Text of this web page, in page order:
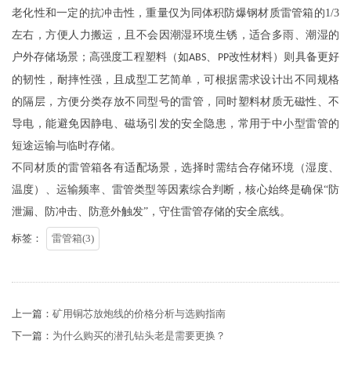
老化性和一定的抗冲击性，重量仅为同体积 防爆钢材质雷管箱的1/3
左右，方便人力搬运，且不会因潮湿环境生锈，适合多雨、潮湿的
户外存储场景；高强度工程塑料（如ABS、 PP改性材料）则具备更好
的韧性，耐摔性强，且成型工艺简单，可根据需求设计出不同规格
的隔层，方便分类存放不同型号的雷管，同时塑料材质无磁性、不
导电，能避免因静电、磁场引发的安全隐患，常用于中小型雷管的
短途运输与临时存储。
不同材质的雷管箱各有适配场景，选择时需结合存储环境（湿度、
温度）、运输频率、雷管类型等因素综合判断，核心始终是确保“防
泄漏、防冲击、防意外触发”，守住雷管存储的安全底线。
标签： 雷管箱(3)
上一篇： 矿用铜芯放炮线的价格分析与选购指南
下一篇： 为什么购买的潜孔钻头老是需要更换？